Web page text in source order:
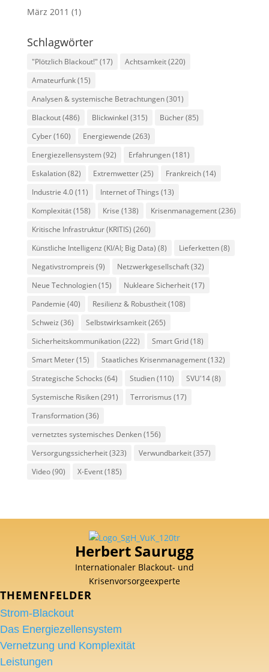
März 2011 (1)
Schlagwörter
"Plötzlich Blackout!" (17) Achtsamkeit(220)
Amateurfunk(15)
Analysen & systemische Betrachtungen(301)
Blackout(486) Blickwinkel (315) Bücher(85)
Cyber(160) Energiewende (263)
Energiezellensystem(92) Erfahrungen(181)
Eskalation(82) Extremwetter(25) Frankreich(14)
Industrie 4.0(11) Internet of Things (13)
Komplexität(158) Krise (138) Krisenmanagement(236)
Kritische Infrastruktur (KRITIS) (260)
Künstliche Intelligenz (KI/AI; Big Data) (8) Lieferketten(8)
Negativstrompreis (9) Netzwerkgesellschaft(32)
Neue Technologien(15) Nukleare Sicherheit(17)
Pandemie (40) Resilienz & Robustheit(108)
Schweiz (36) Selbstwirksamkeit(265)
Sicherheitskommunikation(222) Smart Grid(18)
Smart Meter(15) Staatliches Krisenmanagement(132)
Strategische Schocks (64) Studien(110) SVU'14(8)
Systemische Risiken(291) Terrorismus (17)
Transformation(36)
vernetztes systemisches Denken(156)
Versorgungssicherheit(323) Verwundbarkeit(357)
Video(90) X-Event(185)
Herbert Saurugg
Internationaler Blackout- und
Krisenvorsorgeexperte
THEMENFELDER
Strom-Blackout
Das Energiezellensystem
Vernetzung und Komplexität
Leistungen